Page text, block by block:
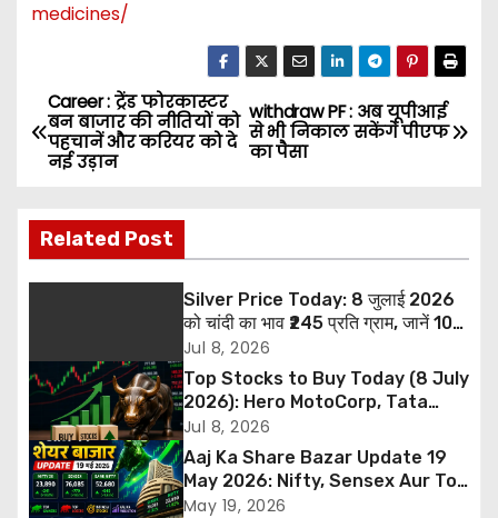
medicines/
P
o
t
v
i
g
withdraw PF : अब यूपीआई
से भी निकाल सकेंगे पीएफ
का पैसा
Career : ट्रेंड फोरकास्टर
बन बाजार की नीतियों को
पहचानें और करियर को दे
नई उड़ान
Related Post
Silver Price Today: 8 जुलाई 2026
को चांदी का भाव ₹245 प्रति ग्राम, जानें 10
ग्राम और 1 किलो सिल्वर की नई कीमत
Jul 8, 2026
Top Stocks to Buy Today (8 July
2026): Hero MotoCorp, Tata
Steel और ITBEES में खरीदारी की सलाह,
जानें Target और Stop Loss
Jul 8, 2026
Aaj Ka Share Bazar Update 19
May 2026: Nifty, Sensex Aur Top
Gainers
May 19, 2026